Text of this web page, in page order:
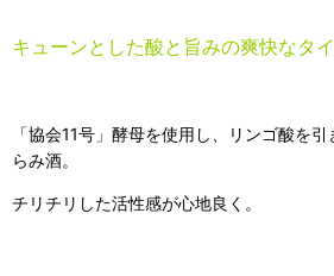
キューンとした酸と旨みの爽快なタイ
「協会11号」酵母を使用し、リンゴ酸を
らみ酒。
チリチリした活性感が心地良く。